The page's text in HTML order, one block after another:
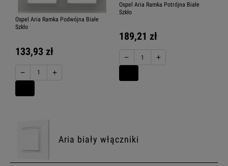
Ospel Aria Ramka Podwójna Białe
Szkło
133,93 zł
− +
Ospel Aria Ramka Potrójna Białe
Szkło
189,21 zł
− +
Aria biały włączniki